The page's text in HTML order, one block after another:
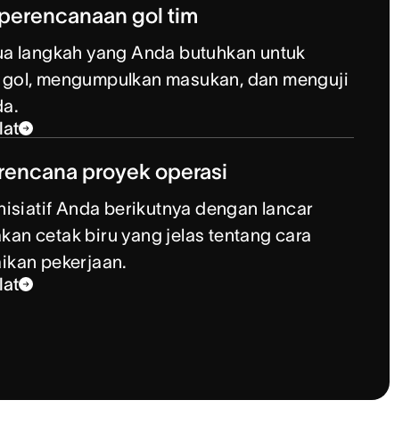
gol tim
langkah yang Anda butuhkan untuk
mengumpulkan masukan, dan menguji
proyek operasi
Anda berikutnya dengan lancar
cetak biru yang jelas tentang cara
pekerjaan.